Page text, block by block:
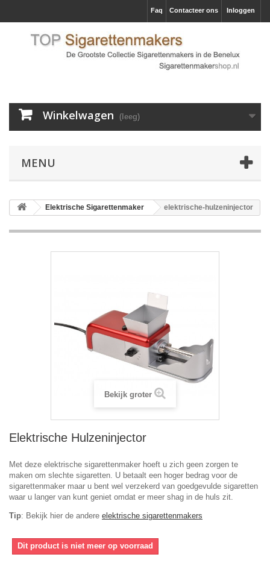
Inloggen
Contacteer ons
Faq
Winkelwagen (leeg)
MENU
Elektrische Sigarettenmaker elektrische-hulzeninjector
Bekijk groter
Elektrische Hulzeninjector
Met deze elektrische sigarettenmaker hoeft u zich geen zorgen te
maken om slechte sigaretten. U betaalt een hoger bedrag voor de
sigarettenmaker maar u bent wel verzekerd van goedgevulde sigaretten
waar u langer van kunt geniet omdat er meer shag in de huls zit.
Tip: Bekijk hier de andere elektrische sigarettenmakers
Dit product is niet meer op voorraad